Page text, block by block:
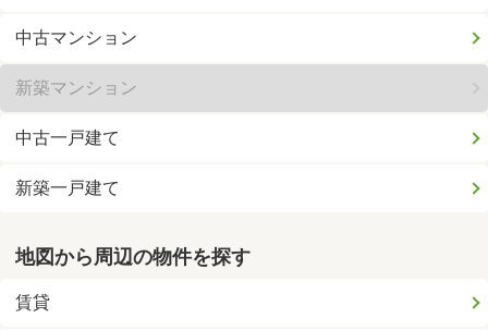
中古マンション
新築マンション
中古一戸建て
新築一戸建て
地図から周辺の物件を探す
賃貸